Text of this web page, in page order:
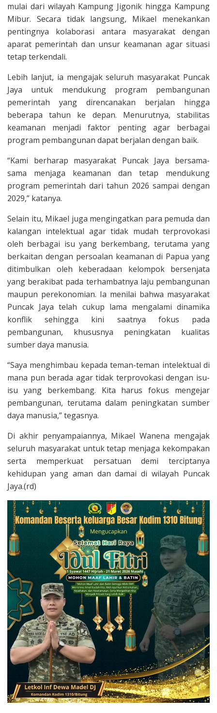
mulai dari wilayah Kampung Jigonik hingga Kampung
Mibur. Secara tidak langsung, Mikael menekankan
pentingnya kolaborasi antara masyarakat dengan
aparat pemerintah dan unsur keamanan agar situasi
tetap terkendali.
Lebih lanjut, ia mengajak seluruh masyarakat Puncak
Jaya untuk mendukung program pembangunan
pemerintah yang direncanakan berjalan hingga
beberapa tahun ke depan. Menurutnya, stabilitas
keamanan menjadi faktor penting agar berbagai
program pembangunan dapat berjalan dengan baik.
“Kami berharap masyarakat Puncak Jaya bersama-
sama menjaga keamanan dan tetap mendukung
program pemerintah dari tahun 2026 sampai dengan
2029,” katanya.
Selain itu, Mikael juga mengingatkan para pemuda dan
kalangan intelektual agar tidak mudah terprovokasi
oleh berbagai isu yang berkembang, terutama yang
berkaitan dengan persoalan keamanan di Papua yang
ditimbulkan oleh keberadaan kelompok bersenjata
yang berakibat pada terhambatnya laju pembangunan
maupun perekonomian. Ia menilai bahwa masyarakat
Puncak Jaya telah cukup lama mengalami dinamika
konflik sehingga kini saatnya fokus pada
pembangunan, khususnya peningkatan kualitas
sumber daya manusia.
“Saya menghimbau kepada teman-teman intelektual di
mana pun berada agar tidak terprovokasi dengan isu-
isu yang berkembang. Kita harus fokus mengejar
pembangunan, terutama dalam peningkatan sumber
daya manusia,” tegasnya.
Di akhir penyampaiannya, Mikael Wanena mengajak
seluruh masyarakat untuk tetap menjaga kekompakan
serta memperkuat persatuan demi terciptanya
kehidupan yang aman dan damai di wilayah Puncak
Jaya.(rd)